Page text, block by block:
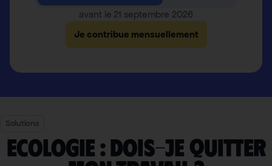
avant le 21 septembre 2026
Je contribue mensuellement
Solutions
Ecologie : dois-je quitter